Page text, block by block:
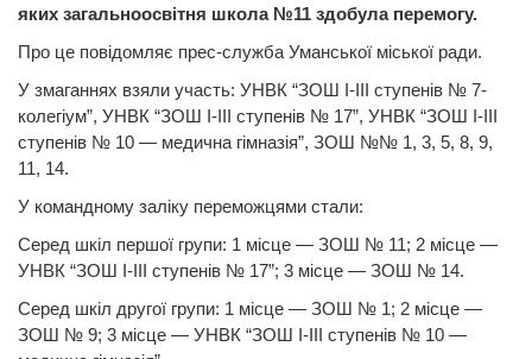
яких загальноосвітня школа №11 здобула перемогу.
Про це повідомляє прес-служба Уманської міської ради.
У змаганнях взяли участь: УНВК “ЗОШ І-ІІІ ступенів № 7-
колегіум”, УНВК “ЗОШ І-ІІІ ступенів № 17”, УНВК “ЗОШ I-III
ступенів № 10 — медична гімназія”, ЗОШ №№ 1, 3, 5, 8, 9,
11, 14.
У командному заліку переможцями стали:
Серед шкіл першої групи: 1 місце — ЗОШ № 11; 2 місце —
УНВК “ЗОШ І-ІІІ ступенів № 17”; 3 місце — ЗОШ № 14.
Серед шкіл другої групи: 1 місце — ЗОШ № 1; 2 місце —
ЗОШ № 9; 3 місце — УНВК “ЗОШ I-III ступенів № 10 —